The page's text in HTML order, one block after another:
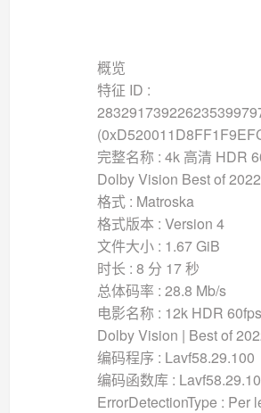
概览
特征 ID :
完整名称 : 4k 高清 HDR
Dolby Vision Best of 2022
格式 : Matroska
格式版本 : Version 4
文件大小 : 1.67 GiB
时长 : 8 分 17 秒
总体码率 : 28.8 Mb/s
电影名称 : 12k HDR 60fps
Dolby Vision | Best of
编码程序 : Lavf58.29.100
编码函数库 :
ErrorDetectionType : Per